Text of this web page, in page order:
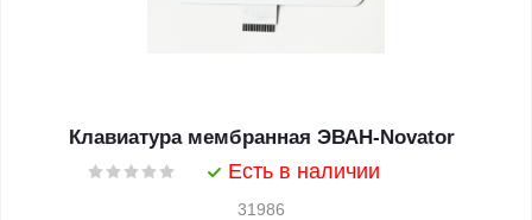
Клавиатура мембранная ЭВАН-Novator
Есть в наличии
31986